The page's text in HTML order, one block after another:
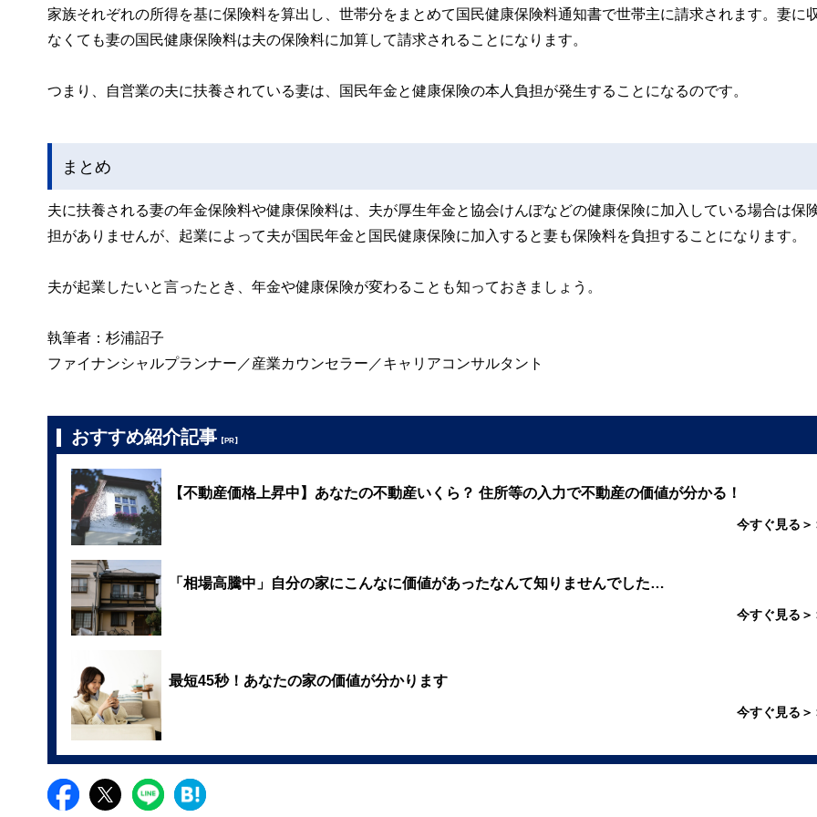
家族それぞれの所得を基に保険料を算出し、世帯分をまとめて国民健康保険料通知書で世帯主に請求されます。妻に
なくても妻の国民健康保険料は夫の保険料に加算して請求されることになります。
つまり、自営業の夫に扶養されている妻は、国民年金と健康保険の本人負担が発生することになるのです。
まとめ
夫に扶養される妻の年金保険料や健康保険料は、夫が厚生年金と協会けんぽなどの健康保険に加入している場合は保
担がありませんが、起業によって夫が国民年金と国民健康保険に加入すると妻も保険料を負担することになります。
夫が起業したいと言ったとき、年金や健康保険が変わることも知っておきましょう。
執筆者：杉浦詔子
ファイナンシャルプランナー／産業カウンセラー／キャリアコンサルタント
おすすめ紹介記事 【PR】
【不動産価格上昇中】あなたの不動産いくら？ 住所等の入力で不動産の価値が分かる！
今すぐ見る＞
「相場高騰中」自分の家にこんなに価値があったなんて知りませんでした…
今すぐ見る＞
最短45秒！あなたの家の価値が分かります
今すぐ見る＞